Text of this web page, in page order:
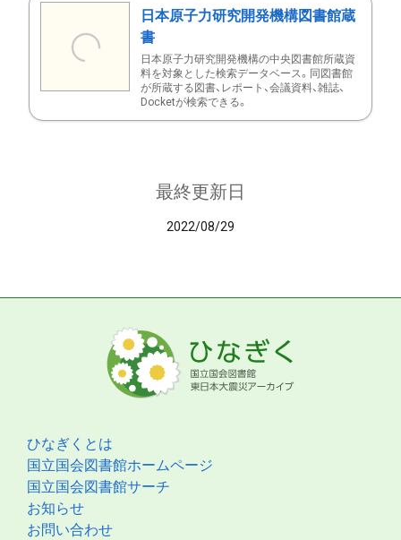
日本原子力研究開発機構図書館蔵
書
日本原子力研究開発機構の中央図書館所蔵資
料を対象とした検索データベース。同図書館
が所蔵する図書、レポート、会議資料、雑誌、
Docketが検索できる。
最終更新日
2022/08/29
ひなぎくとは
国立国会図書館ホームページ
国立国会図書館サーチ
お知らせ
お問い合わせ